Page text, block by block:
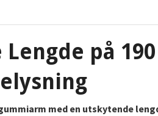
på
med en utskytende